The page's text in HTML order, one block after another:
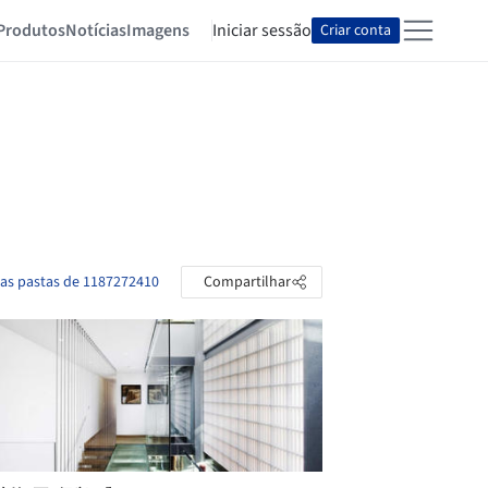
NotíciasImagens Iniciar sessão Criar conta
pastas de 1187272410 Compartilhar